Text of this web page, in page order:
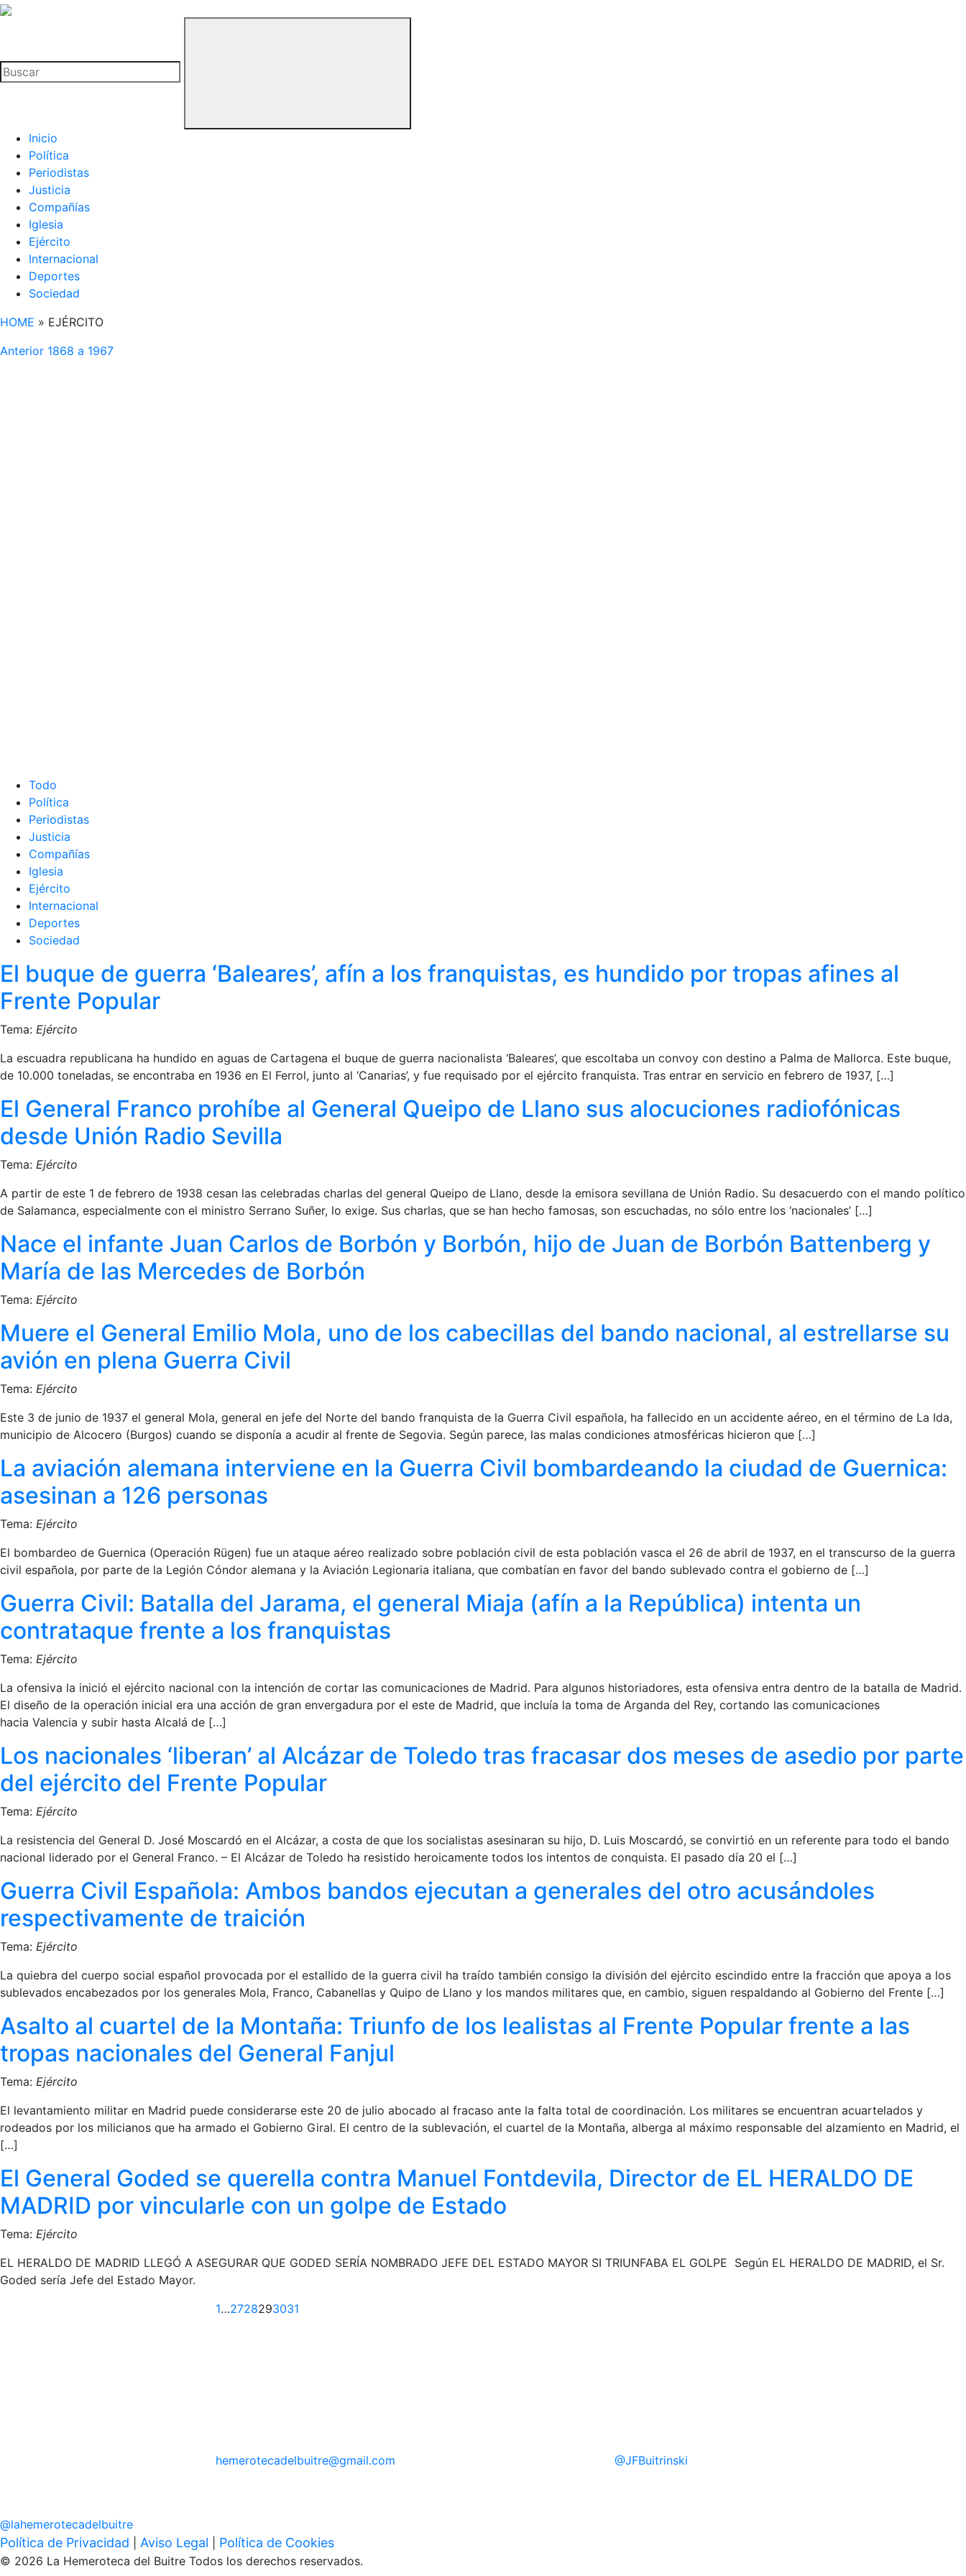
La
Buitre
Inicio
Política
Periodistas
Justicia
Compañías
Iglesia
Ejército
Internacional
Deportes
Sociedad
HOME » EJÉRCITO
Anterior 1868 a 1967
Todo
Política
Periodistas
Justicia
Compañías
Iglesia
Ejército
Internacional
Deportes
Sociedad
El buque de guerra ‘Baleares’, afín a los franquistas, es hundido por tropas afines al
Frente Popular
Tema: Ejército
La escuadra republicana ha hundido en aguas de Cartagena el buque de guerra nacionalista ‘Baleares’, que escoltaba un convoy con destino a Palma de Mallorca. Este buque,
de 10.000 toneladas, se encontraba en 1936 en El Ferrol, junto al ‘Canarias’, y fue requisado por el ejército franquista. Tras entrar en servicio en febrero de 1937, […]
El General Franco prohíbe al General Queipo de Llano sus alocuciones radiofónicas
desde Unión Radio Sevilla
Tema: Ejército
A partir de este 1 de febrero de 1938 cesan las celebradas charlas del general Queipo de Llano, desde la emisora sevillana de Unión Radio. Su desacuerdo con el mando político
de Salamanca, especialmente con el ministro Serrano Suñer, lo exige. Sus charlas, que se han hecho famosas, son escuchadas, no sólo entre los ‘nacionales’ […]
Nace el infante Juan Carlos de Borbón y Borbón, hijo de Juan de Borbón Battenberg y
María de las Mercedes de Borbón
Tema: Ejército
Muere el General Emilio Mola, uno de los cabecillas del bando nacional, al estrellarse su
avión en plena Guerra Civil
Tema: Ejército
Este 3 de junio de 1937 el general Mola, general en jefe del Norte del bando franquista de la Guerra Civil española, ha fallecido en un accidente aéreo, en el término de La Ida,
municipio de Alcocero (Burgos) cuando se disponía a acudir al frente de Segovia. Según parece, las malas condiciones atmosféricas hicieron que […]
La aviación alemana interviene en la Guerra Civil bombardeando la ciudad de Guernica:
asesinan a 126 personas
Tema: Ejército
El bombardeo de Guernica (Operación Rügen) fue un ataque aéreo realizado sobre población civil de esta población vasca el 26 de abril de 1937, en el transcurso de la guerra
civil española, por parte de la Legión Cóndor alemana y la Aviación Legionaria italiana, que combatían en favor del bando sublevado contra el gobierno de […]
Guerra Civil: Batalla del Jarama, el general Miaja (afín a la República) intenta un
contrataque frente a los franquistas
Tema: Ejército
La ofensiva la inició el ejército nacional con la intención de cortar las comunicaciones de Madrid. Para algunos historiadores, esta ofensiva entra dentro de la batalla de Madrid.
El diseño de la operación inicial era una acción de gran envergadura por el este de Madrid, que incluía la toma de Arganda del Rey, cortando las comunicaciones
hacia Valencia y subir hasta Alcalá de […]
Los nacionales ‘liberan’ al Alcázar de Toledo tras fracasar dos meses de asedio por parte
del ejército del Frente Popular
Tema: Ejército
La resistencia del General D. José Moscardó en el Alcázar, a costa de que los socialistas asesinaran su hijo, D. Luis Moscardó, se convirtió en un referente para todo el bando
nacional liderado por el General Franco. – El Alcázar de Toledo ha resistido heroicamente todos los intentos de conquista. El pasado día 20 el […]
Guerra Civil Española: Ambos bandos ejecutan a generales del otro acusándoles
respectivamente de traición
Tema: Ejército
La quiebra del cuerpo social español provocada por el estallido de la guerra civil ha traído también consigo la división del ejército escindido entre la fracción que apoya a los
sublevados encabezados por los generales Mola, Franco, Cabanellas y Quipo de Llano y los mandos militares que, en cambio, siguen respaldando al Gobierno del Frente […]
Asalto al cuartel de la Montaña: Triunfo de los lealistas al Frente Popular frente a las
tropas nacionales del General Fanjul
Tema: Ejército
El levantamiento militar en Madrid puede considerarse este 20 de julio abocado al fracaso ante la falta total de coordinación. Los militares se encuentran acuartelados y
rodeados por los milicianos que ha armado el Gobierno Giral. El centro de la sublevación, el cuartel de la Montaña, alberga al máximo responsable del alzamiento en Madrid, el
[…]
El General Goded se querella contra Manuel Fontdevila, Director de EL HERALDO DE
MADRID por vincularle con un golpe de Estado
Tema: Ejército
EL HERALDO DE MADRID LLEGÓ A ASEGURAR QUE GODED SERÍA NOMBRADO JEFE DEL ESTADO MAYOR SI TRIUNFABA EL GOLPE Según EL HERALDO DE MADRID, el Sr.
Goded sería Jefe del Estado Mayor.
1…2728293031
hemerotecadelbuitre@gmail.com @JFBuitrinski
@lahemerotecadelbuitre
Política de Privacidad Aviso Legal Política de Cookies
© 2026 La Hemeroteca del Buitre Todos los derechos reservados.